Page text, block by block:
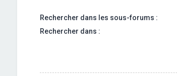
Rechercher dans les sous-forums :
Rechercher dans :